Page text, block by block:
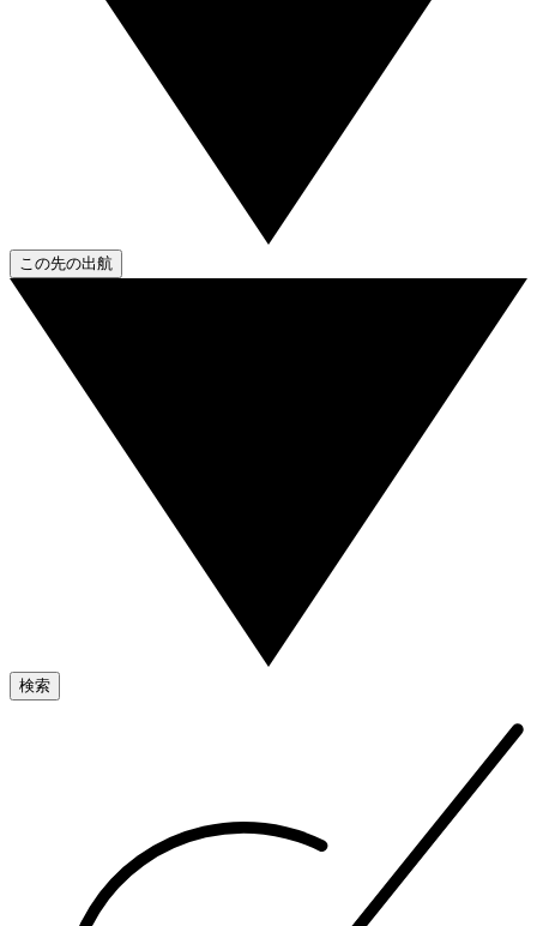
この先の出航
検索